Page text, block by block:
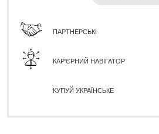
ПАРТНЕРСЬКІ
КАР'ЄРНИЙ НАВІГАТОР
КУПУЙ УКРАЇНСЬКЕ